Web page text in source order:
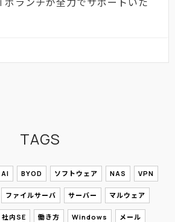
TAGS
AI BYOD ソフトウェア NAS VPN
ファイルサーバ サーバー マルウェア
社内SE 働き方 Windows メール